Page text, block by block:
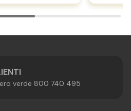
verde 800 740 495